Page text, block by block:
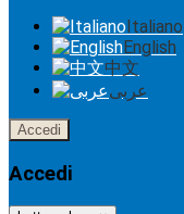
Italiano
English
中文
عربى
Accedi
Accedi